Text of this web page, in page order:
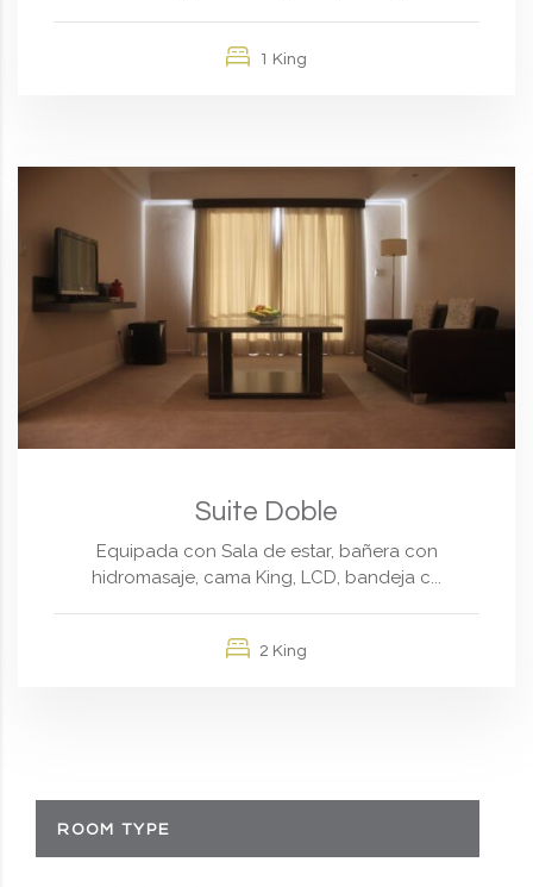
1 King
Suite Doble
Equipada con Sala de estar, bañera con
hidromasaje, cama King, LCD, bandeja c...
2 King
ROOM TYPE